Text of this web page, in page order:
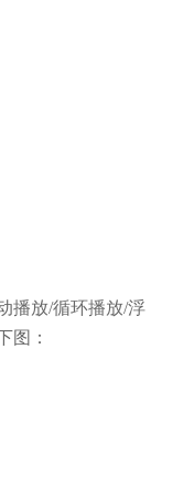
播放/循环播放/浮
图：